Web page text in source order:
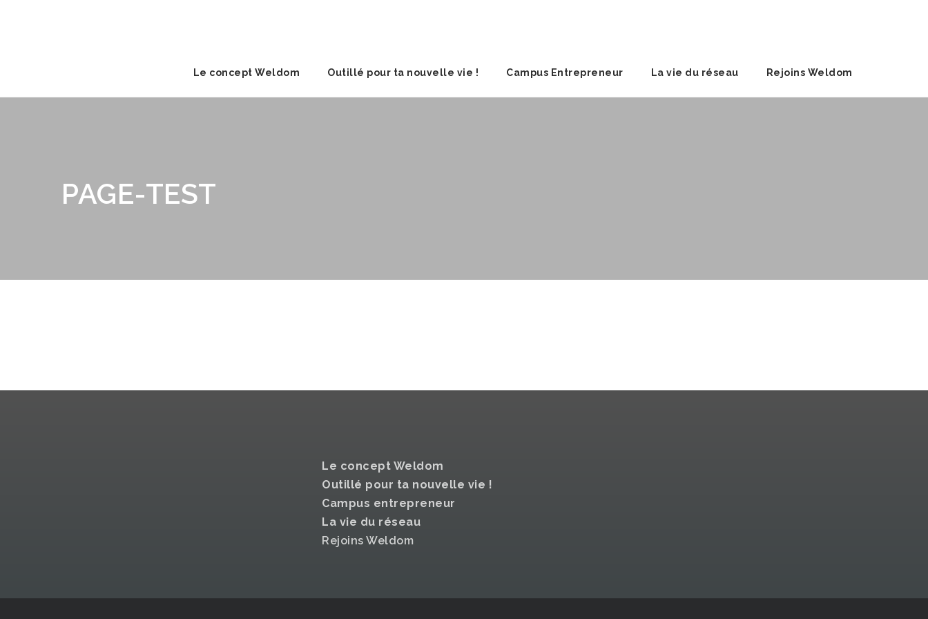
Le concept Weldom Outillé pour ta nouvelle vie ! Campus Entrepreneur La vie du réseau Rejoins Weldom
PAGE-TEST
Le concept Weldom
Outillé pour ta nouvelle vie !
Campus entrepreneur
La vie du réseau
Rejoins Weldom